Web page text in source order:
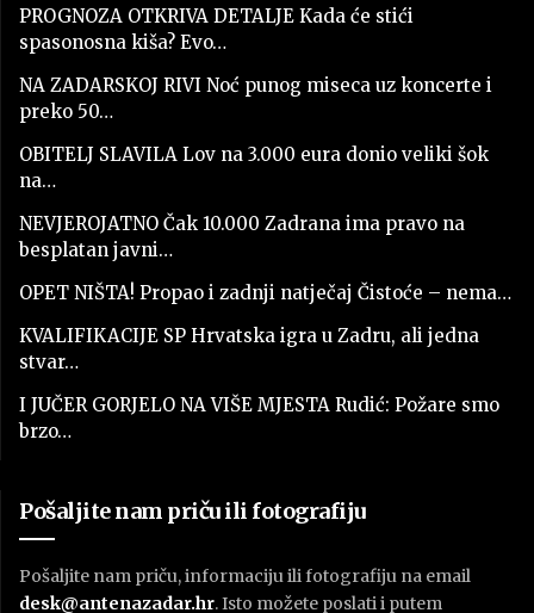
PROGNOZA OTKRIVA DETALJE Kada će stići
spasonosna kiša? Evo…
NA ZADARSKOJ RIVI Noć punog miseca uz koncerte i
preko 50…
OBITELJ SLAVILA Lov na 3.000 eura donio veliki šok
na…
NEVJEROJATNO Čak 10.000 Zadrana ima pravo na
besplatan javni…
OPET NIŠTA! Propao i zadnji natječaj Čistoće – nema…
KVALIFIKACIJE SP Hrvatska igra u Zadru, ali jedna
stvar…
I JUČER GORJELO NA VIŠE MJESTA Rudić: Požare smo
brzo…
Pošaljite nam priču ili fotografiju
Pošaljite nam priču, informaciju ili fotografiju na email
desk@antenazadar.hr. Isto možete poslati i putem